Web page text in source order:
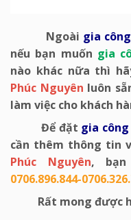
Ngoài gia
nếu bạn muốn gia
nào khác nữa thì
Phúc Nguyên luôn
làm việc cho khách
Để đặt gia
cần thêm thông tin
Phúc Nguyên,
0706.896.844-
Rất mong được